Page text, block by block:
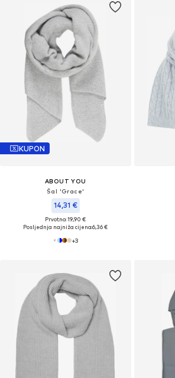
KUPON
ABOUT YOU
Šal 'Grace'
14,31 €
Prvotno: 19,90 €
Posljednja najniža cijena:6,36 €
+3